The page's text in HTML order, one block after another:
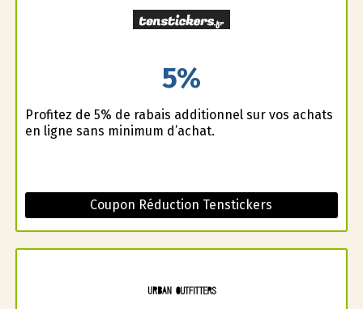
5%
Profitez de 5% de rabais additionnel sur vos achats
en ligne sans minimum d’achat.
Coupon Réduction Tenstickers